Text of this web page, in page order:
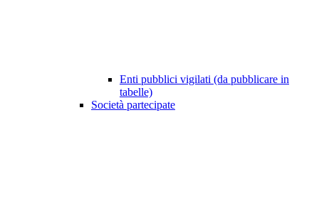
Enti pubblici vigilati (da pubblicare in
tabelle)
Società partecipate